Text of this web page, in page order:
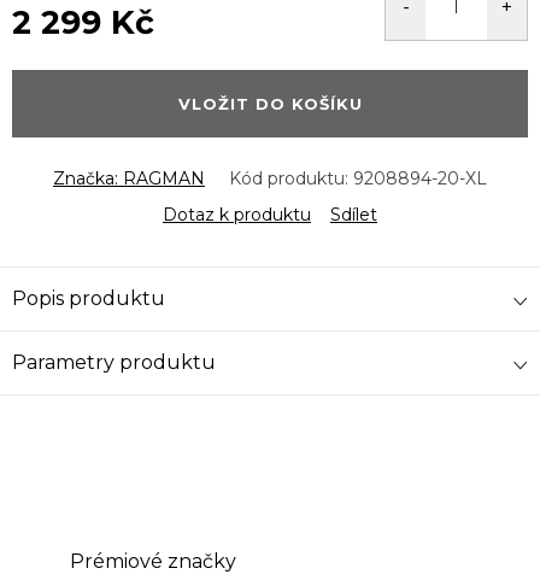
2 299 Kč
cena:
VLOŽIT DO KOŠÍKU
Značka: RAGMAN Kód produktu: 9208894-20-XL
Dotaz k produktu
Sdílet
Popis produktu
Parametry produktu
Prémiové značky